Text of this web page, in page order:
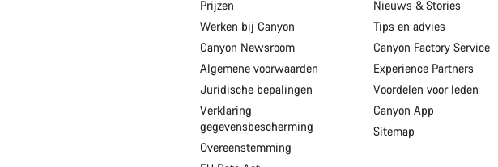
Prijzen
Werken bij Canyon
Canyon Newsroom
Algemene voorwaarden
Juridische bepalingen
Verklaring
gegevensbescherming
Overeenstemming
Nieuws & Stories
Tips en advies
Canyon Factory Service
Experience Partners
Voordelen voor leden
Canyon App
Sitemap